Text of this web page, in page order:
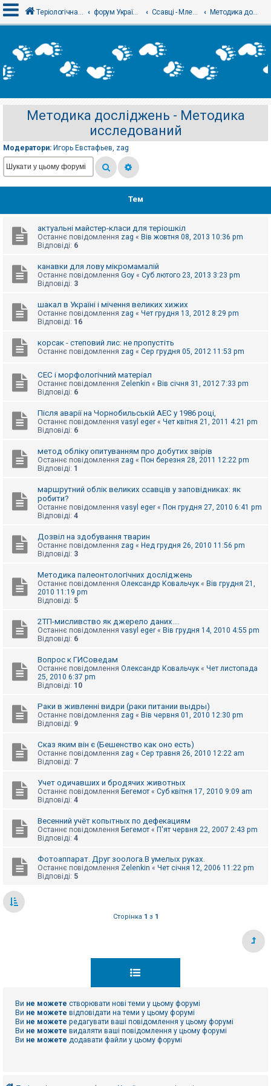
х
і
с
р
а
ц
і
Т
м
б
д
о
е
в
е
ш
Теріологічна школа форум Українського теріологічного товариства Ссавці - Млекопитающие Методика досліджень - Методика исследований
Методика досліджень - Методика
исследований
Модератори: Игорь Евстафьев, zag
Тем
актуальні майстер-класи для теріошкіл
Останнє повідомлення zag « Вів жовтня 08, 2013 10:36 pm
Відповіді: 6
канавки для лову мікромамалій
Останнє повідомлення Goy « Суб лютого 23, 2013 3:23 pm
Відповіді: 3
шакал в Україні і мічення великих хижих
Останнє повідомлення zag « Чет грудня 13, 2012 8:29 pm
Відповіді: 16
корсак - степовий лис: не пропустіть
Останнє повідомлення zag « Сер грудня 05, 2012 11:53 pm
СЕС і морфологічний матеріал
Останнє повідомлення Zelenkin « Вів січня 31, 2012 7:33 pm
Відповіді: 6
Після аварії на Чорнобильській АЕС у 1986 році,
Останнє повідомлення vasyl eger « Чет квітня 21, 2011 4:21 pm
Відповіді: 6
метод обліку опитуванням про добутих звірів
Останнє повідомлення zag « Пон березня 28, 2011 12:22 pm
Відповіді: 1
маршрутний облік великих ссавців у заповідниках: як
робити?
Останнє повідомлення vasyl eger « Пон грудня 27, 2010 6:41 pm
Відповіді: 4
Дозвіл на здобування тварин
Останнє повідомлення zag « Нед грудня 26, 2010 11:56 pm
Відповіді: 3
Методика палеонтологічних досліджень
Останнє повідомлення Олександр Ковальчук « Вів грудня 21,
2010 11:19 pm
Відповіді: 5
2ТП-мисливство як джерело даних....
Останнє повідомлення vasyl eger « Вів грудня 14, 2010 4:55 pm
Відповіді: 6
Вопрос к ГИСоведам
Останнє повідомлення Олександр Ковальчук « Чет листопада
25, 2010 6:37 pm
Відповіді: 10
Раки в живленні видри (раки питании выдры)
Останнє повідомлення zag « Вів червня 01, 2010 12:30 pm
Відповіді: 9
Сказ яким він є (Бешенство как оно есть)
Останнє повідомлення zag « Сер травня 26, 2010 12:22 am
Відповіді: 7
Учет одичавших и бродячих животных
Останнє повідомлення Бегемот « Суб квітня 17, 2010 9:09 am
Відповіді: 4
Весенний учёт копытных по дефекациям
Останнє повідомлення Бегемот « П'ят червня 22, 2007 2:43 pm
Відповіді: 4
Фотоаппарат. Друг зоолога.В умелых руках.
Останнє повідомлення Zelenkin « Чет січня 12, 2006 11:22 pm
Відповіді: 5
Сторінка 1 з 1
Ви не можете створювати нові теми у цьому форумі
Ви не можете відповідати на теми у цьому форумі
Ви не можете редагувати ваші повідомлення у цьому форумі
Ви не можете видаляти ваші повідомлення у цьому форумі
Ви не можете додавати файли у цьому форумі